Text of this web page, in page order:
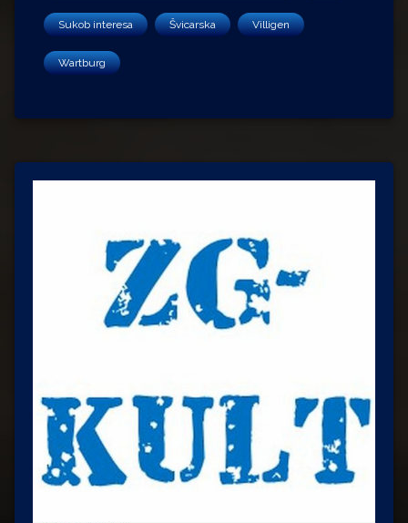
Sukob interesa Švicarska Villigen
Wartburg